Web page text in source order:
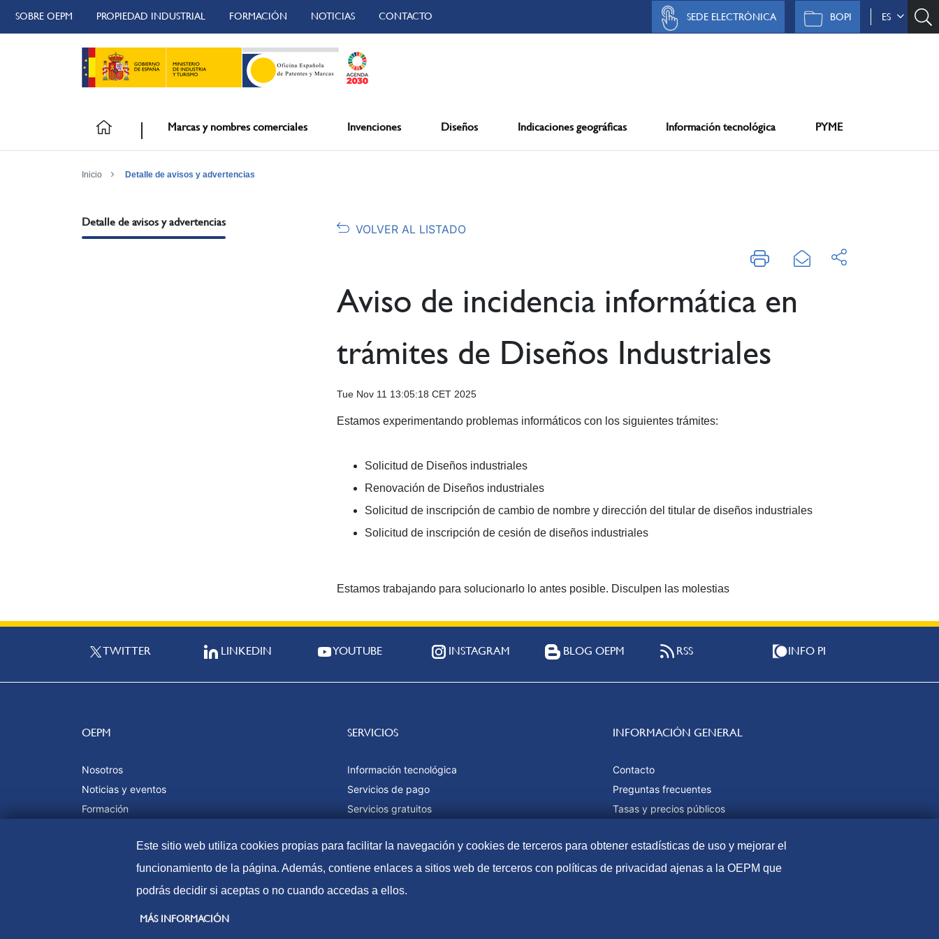
SOBRE OEPM PROPIEDAD INDUSTRIAL FORMACIÓN NOTICIAS CONTACTO ES
BOPI
SEDE ELECTRÓNICA
Marcas y nombres comerciales Invenciones Diseños Indicaciones geográficas Información tecnológica PYME
Inicio Detalle de avisos y advertencias
Detalle de avisos y advertencias
VOLVER AL LISTADO
Aviso de incidencia informática en
trámites de Diseños Industriales
Tue Nov 11 13:05:18 CET 2025
Estamos experimentando problemas informáticos con los siguientes trámites:
Solicitud de Diseños industriales
Renovación de Diseños industriales
Solicitud de inscripción de cambio de nombre y dirección del titular de diseños industriales
Solicitud de inscripción de cesión de diseños industriales
Estamos trabajando para solucionarlo lo antes posible. Disculpen las molestias
TWITTER LINKEDIN YOUTUBE INSTAGRAM BLOG OEPM RSS INFO PI
OEPM
Nosotros
Noticias y eventos
Formación
SERVICIOS
Información tecnológica
Servicios de pago
Servicios gratuitos
INFORMACIÓN GENERAL
Contacto
Preguntas frecuentes
Tasas y precios públicos
Mapa web
Este sitio web utiliza cookies propias para facilitar la navegación y cookies de terceros para obtener estadísticas de uso y mejorar el
funcionamiento de la página. Además, contiene enlaces a sitios web de terceros con políticas de privacidad ajenas a la OEPM que
podrás decidir si aceptas o no cuando accedas a ellos.
MÁS INFORMACIÓN